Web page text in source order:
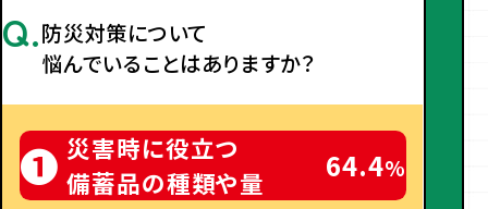
Q.防災対策について
悩んでいることはありますか？
❶ 災害時に役立つ
備蓄品の種類や量
64.4%